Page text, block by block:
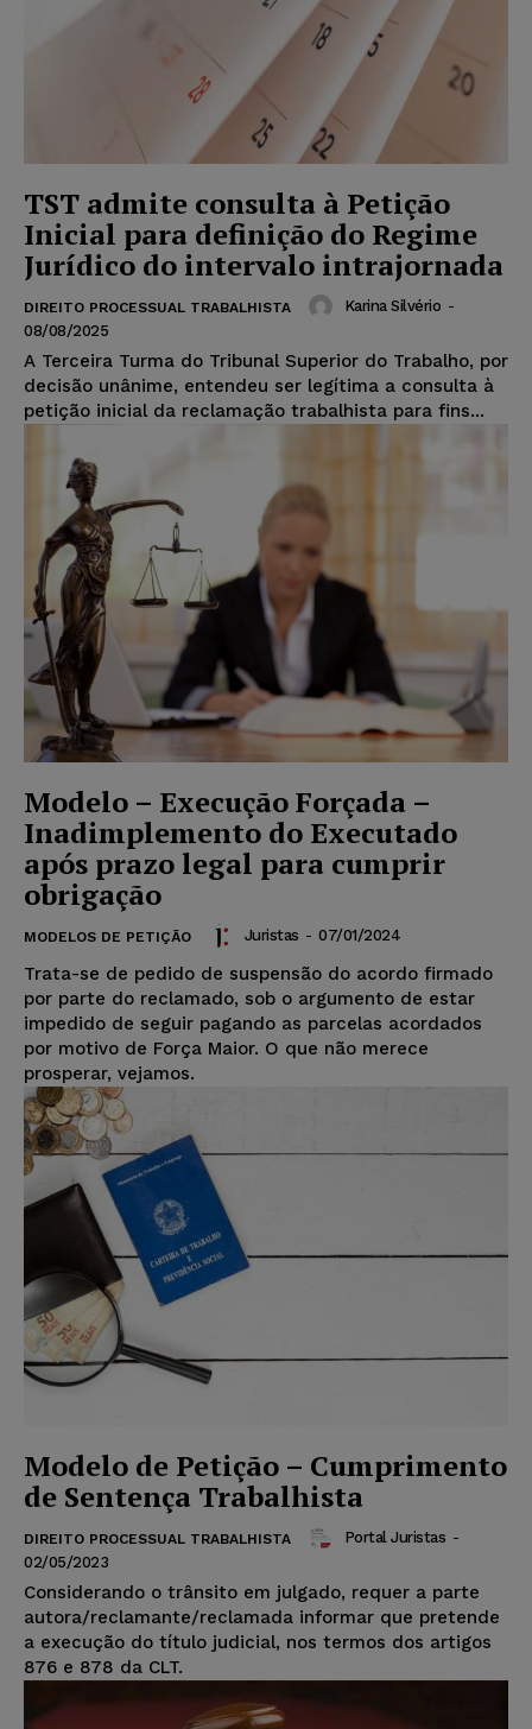
TST admite consulta à Petição
Inicial para definição do Regime
Jurídico do intervalo intrajornada
DIREITO PROCESSUAL TRABALHISTA Karina Silvério -
08/08/2025
A Terceira Turma do Tribunal Superior do Trabalho, por
decisão unânime, entendeu ser legítima a consulta à
petição inicial da reclamação trabalhista para fins...
Modelo – Execução Forçada –
Inadimplemento do Executado
após prazo legal para cumprir
obrigação
MODELOS DE PETIÇÃO Juristas - 07/01/2024
Trata-se de pedido de suspensão do acordo firmado
por parte do reclamado, sob o argumento de estar
impedido de seguir pagando as parcelas acordados
por motivo de Força Maior. O que não merece
prosperar, vejamos.
Modelo de Petição – Cumprimento
de Sentença Trabalhista
DIREITO PROCESSUAL TRABALHISTA Portal Juristas -
02/05/2023
Considerando o trânsito em julgado, requer a parte
autora/reclamante/reclamada informar que pretende
a execução do título judicial, nos termos dos artigos
876 e 878 da CLT.